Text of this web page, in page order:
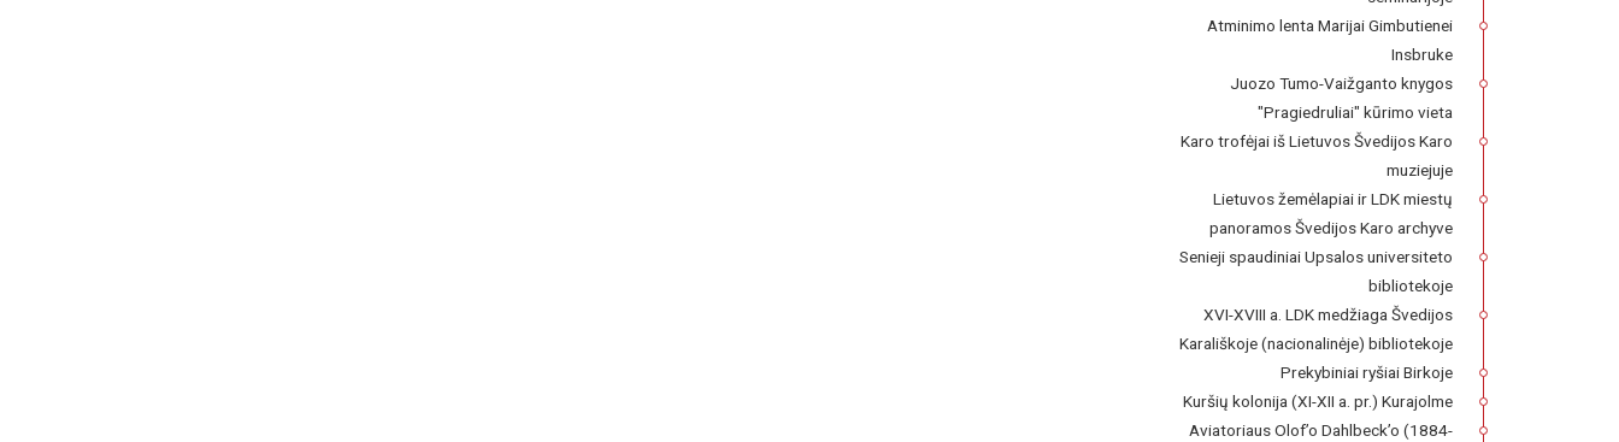
Atminimo lenta Marijai Gimbutienei
Insbruke
Juozo Tumo-Vaižganto knygos
"Pragiedruliai" kūrimo vieta
Karo trofėjai iš Lietuvos Švedijos Karo
muziejuje
Lietuvos žemėlapiai ir LDK miestų
panoramos Švedijos Karo archyve
Senieji spaudiniai Upsalos universiteto
bibliotekoje
XVI-XVIII a. LDK medžiaga Švedijos
Karališkoje (nacionalinėje) bibliotekoje
Prekybiniai ryšiai Birkoje
Kuršių kolonija (XI-XII a. pr.) Kurajolme
Aviatoriaus Olof’o Dahlbeck’o (1884-